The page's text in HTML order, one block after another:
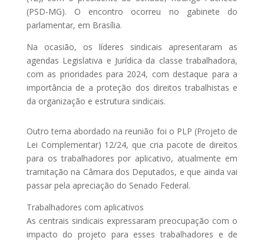
(PSD-MG). O encontro ocorreu no gabinete do
parlamentar, em Brasília.
Na ocasião, os líderes sindicais apresentaram as
agendas Legislativa e Jurídica da classe trabalhadora,
com as prioridades para 2024, com destaque para a
importância de a proteção dos direitos trabalhistas e
da organização e estrutura sindicais.
Outro tema abordado na reunião foi o PLP (Projeto de
Lei Complementar) 12/24, que cria pacote de direitos
para os trabalhadores por aplicativo, atualmente em
tramitação na Câmara dos Deputados, e que ainda vai
passar pela apreciação do Senado Federal.
Trabalhadores com aplicativos
As centrais sindicais expressaram preocupação com o
impacto do projeto para esses trabalhadores e de